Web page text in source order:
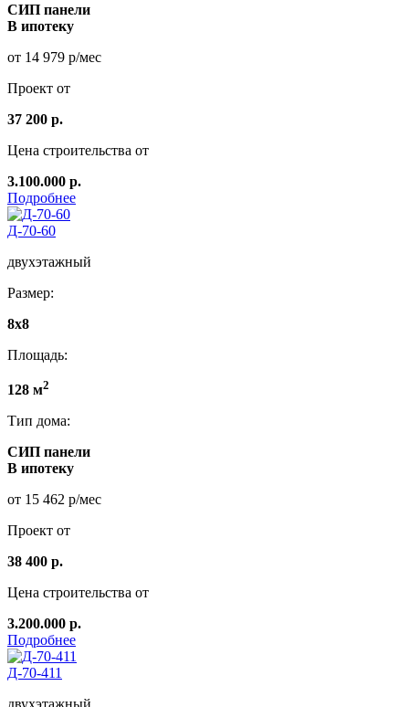
СИП панели
В ипотеку
от 14 979 р/мес
Проект от
37 200 р.
Цена строительства от
3.100.000 р.
Подробнее
Д-70-60
двухэтажный
Размер:
8x8
Площадь:
128 м2
Тип дома:
СИП панели
В ипотеку
от 15 462 р/мес
Проект от
38 400 р.
Цена строительства от
3.200.000 р.
Подробнее
Д-70-411
двухэтажный